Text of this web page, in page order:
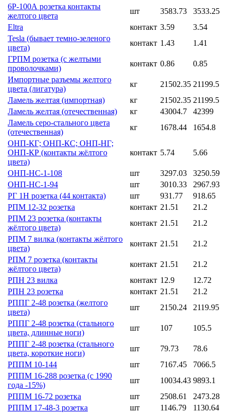
6Р-100А розетка контакты
желтого цвета
шт 3583.73
3533.25
Eltra
контакт 3.59
3.54
Tesla (бывает темно-зеленого
цвета)
контакт 1.43
1.41
ГРПМ розетка (с желтыми
проволочками)
контакт 0.86
0.85
Импортные разъемы желтого
цвета (лигатура)
кг 21502.35 21199.5
Ламель желтая (импортная)
кг 21502.35 21199.5
Ламель желтая (отечественная)
кг 43004.7
42399
Ламель серо-стального цвета
(отечественная)
кг 1678.44
1654.8
ОНП-КГ; ОНП-КС; ОНП-НГ;
ОНП-КР (контакты жёлтого
цвета)
контакт 5.74 5.66
ОНП-НС-1-108 шт 3297.03
3250.59
ОНП-НС-1-94
шт 3010.33
2967.93
РГ 1Н розетка (44 контакта)
шт 931.77
918.65
РПМ 12-32 розетка
контакт 21.51
21.2
РПМ 23 розетка (контакты
жёлтого цвета)
контакт 21.51
21.2
РПМ 7 вилка (контакты жёлтого
цвета)
контакт 21.51
21.2
РПМ 7 розетка (контакты
жёлтого цвета)
контакт 21.51
21.2
РПН 23 вилка
контакт 12.9
12.72
РПН 23 розетка
контакт 21.51
21.2
РППГ 2-48 розетка (желтого
цвета)
шт 2150.24
2119.95
РППГ 2-48 розетка (стального
цвета, длинные ноги)
шт 107
105.5
РППГ 2-48 розетка (стального
цвета, короткие ноги)
шт 79.73
78.6
РППМ 10-144
шт 7167.45
7066.5
РППМ 16-288 розетка (с 1990
года -15%)
шт 10034.43 9893.1
РППМ 16-72 розетка
шт 2508.61
2473.28
РППМ 17-48-3 розетка
шт 1146.79
1130.64